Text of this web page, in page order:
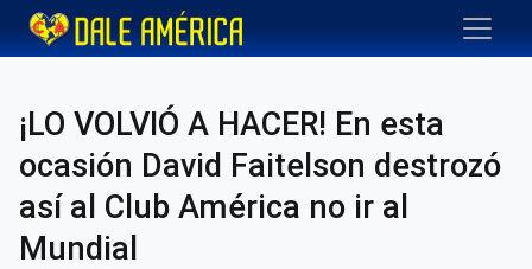
¡LO VOLVIÓ A HACER! En esta
ocasión David Faitelson destrozó
así al Club América no ir al
Mundial